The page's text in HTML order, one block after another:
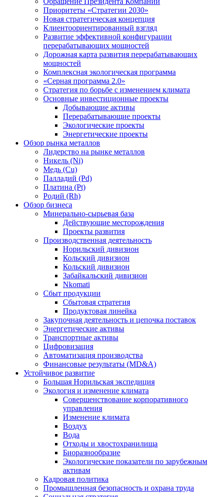
Приоритеты «Стратегии 2030»
Новая стратегическая концепция
Клиентоориентированный взгляд
Развитие эффективной конфигурации
перерабатывающих мощностей
Дорожная карта развития перерабатывающих
мощностей
Комплексная экологическая программа
«Серная программа 2.0»
Стратегия по борьбе с изменением климата
Основные инвестиционные проекты
Добывающие активы
Перерабатывающие проекты
Экологические проекты
Энергетические проекты
Обзор рынка металлов
Лидерство на рынке металлов
Никель (Ni)
Медь (Cu)
Палладий (Pd)
Платина (Pt)
Родий (Rh)
Обзор бизнеса
Минерально-сырьевая база
Действующие месторождения
Проекты развития
Производственная деятельность
Норильский дивизион
Кольский дивизион
Кольский дивизион
Забайкальский дивизион
Nkomati
Сбыт продукции
Сбытовая стратегия
Продуктовая линейка
Закупочная деятельность и цепочка поставок
Энергетические активы
Транспортные активы
Цифровизация
Автоматизация производства
Финансовые результаты (MD&A)
Устойчивое развитие
Большая Норильская экспедиция
Экология и изменение климата
Совершенствование корпоративного
управления
Изменение климата
Воздух
Вода
Отходы и хвостохранилища
Биоразнообразие
Экологические показатели по зарубежным
активам
Кадровая политика
Промышленная безопасность и охрана труда